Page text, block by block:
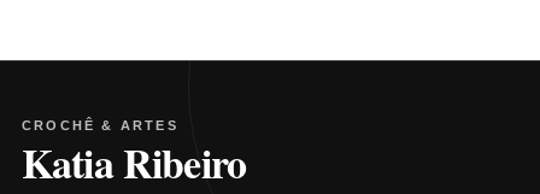
CROCHÊ & ARTES
Katia Ribeiro